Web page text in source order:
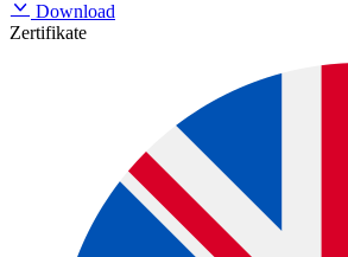
Download
Zertifikate